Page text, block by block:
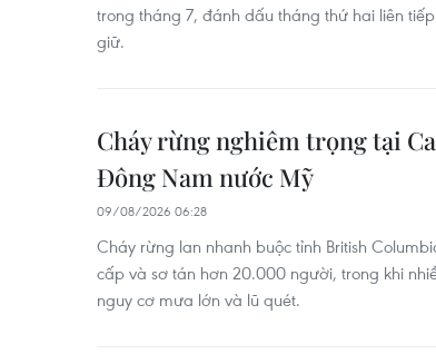
trong tháng 7, đánh dấu tháng thứ hai liên
giữ.
Cháy rừng nghiêm trọng tại
Đông Nam nước Mỹ
09/08/2026 06:28
Cháy rừng lan nhanh buộc tỉnh British
cấp và sơ tán hơn 20.000 người, trong khi
nguy cơ mưa lớn và lũ quét.